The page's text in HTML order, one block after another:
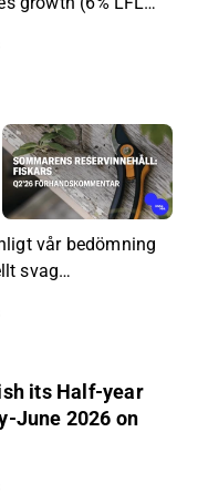
10m adjusted
vår bedömning
svag
its Half-year
June 2026 on